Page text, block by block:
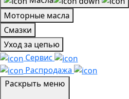
Моторные масла
Смазки
Уход за цепью
Сервис
Распродажа